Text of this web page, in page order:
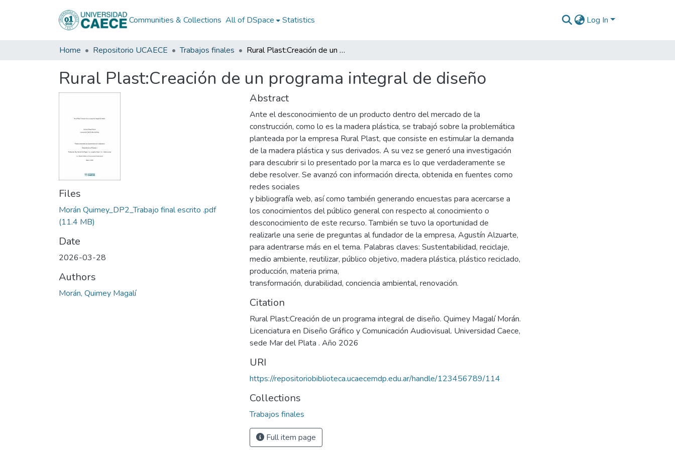
Communities & Collections All of DSpace Statistics Log In
Home Repositorio UCAECE Trabajos finales Rural Plast:Creación de un programa integral de diseño
Rural Plast:Creación de un programa integral de diseño
Files
Morán Quimey_DP2_Trabajo final escrito .pdf
(11.4 MB)
Date
2026-03-28
Authors
Morán, Quimey Magalí
Abstract
Ante el desconocimiento de un producto dentro del mercado de la
construcción, como lo es la madera plástica, se trabajó sobre la problemática
planteada por la empresa Rural Plast, que consiste en estimular la demanda
de la madera plástica y sus derivados. A su vez se generó una investigación
para descubrir si lo presentado por la marca es lo que verdaderamente se
debe resolver. Se avanzó con información directa, obtenida en fuentes como
redes sociales
y bibliografía web, así como también generando encuestas para acercarse a
los conocimientos del público general con respecto al conocimiento o
desconocimiento de este recurso. También se tuvo la oportunidad de
realizarle una serie de preguntas al fundador de la empresa, Agustín Alzuarte,
para adentrarse más en el tema. Palabras claves: Sustentabilidad, reciclaje,
medio ambiente, reutilizar, público objetivo, madera plástica, plástico reciclado,
producción, materia prima,
transformación, durabilidad, conciencia ambiental, renovación.
Citation
Rural Plast:Creación de un programa integral de diseño. Quimey Magalí Morán.
Licenciatura en Diseño Gráfico y Comunicación Audiovisual. Universidad Caece,
sede Mar del Plata . Año 2026
URI
https://repositoriobiblioteca.ucaecemdp.edu.ar/handle/123456789/114
Collections
Trabajos finales
Full item page